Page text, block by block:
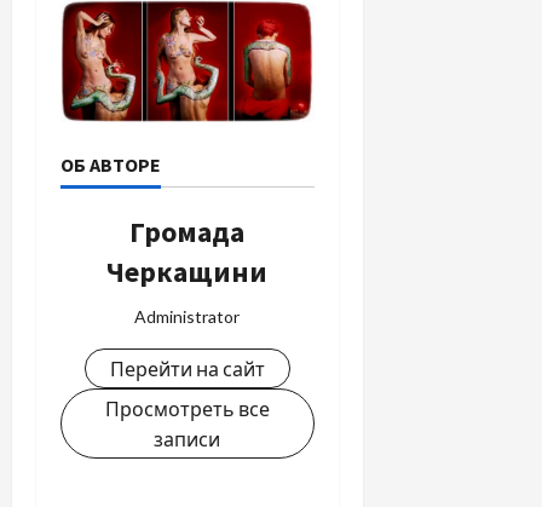
ОБ АВТОРЕ
Громада
Черкащини
Administrator
Перейти на сайт
Просмотреть все
записи